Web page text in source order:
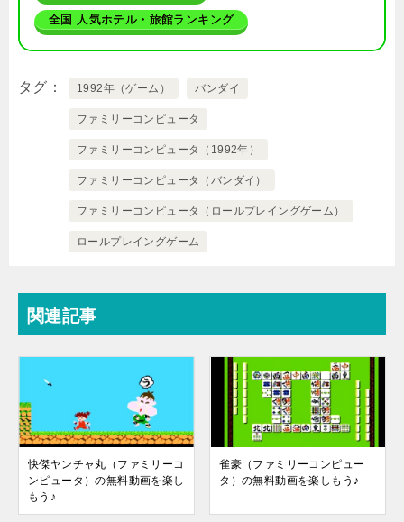
全国 人気ホテル・旅館ランキング
タグ 1992年（ゲーム） バンダイ
ファミリーコンピュータ
ファミリーコンピュータ（1992年）
ファミリーコンピュータ（バンダイ）
ファミリーコンピュータ（ロールプレイングゲーム）
ロールプレイングゲーム
関連記事
快傑ヤンチャ丸（ファミリーコ
ンピュータ）の無料動画を楽し
もう♪
雀豪（ファミリーコンピュー
タ）の無料動画を楽しもう♪